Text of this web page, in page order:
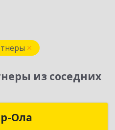
из соседних
ОлаЙошкар-Ола